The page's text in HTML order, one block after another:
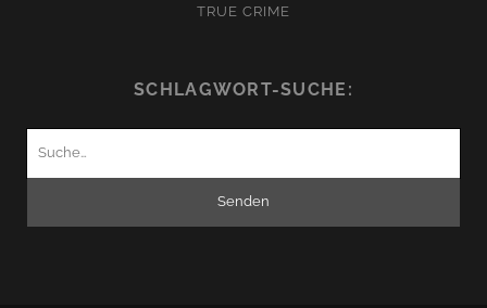
TRUE CRIME
SCHLAGWORT-SUCHE: